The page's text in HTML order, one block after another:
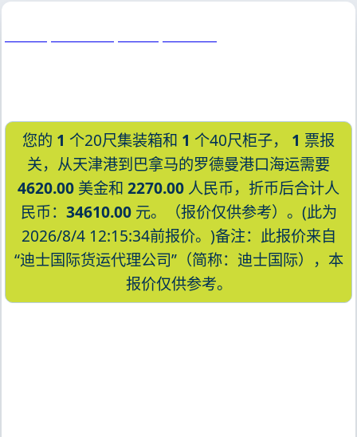
您的 1 个20尺集装箱和 1 个40尺柜子， 1 票报
关，从天津港到巴拿马的罗德曼港口海运需要
4620.00 美金和 2270.00 人民币，折币后合计人
民币： 34610.00元。（报价仅供参考）。(此为
2026/8/4 12:15:34前报价。)备注：此报价来自
“迪士国际货运代理公司”（简称：迪士国际），本
报价仅供参考。